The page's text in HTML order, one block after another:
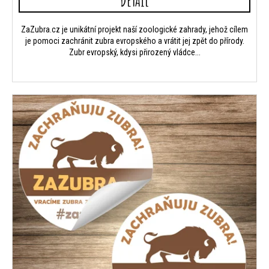
ZaZubra.cz je unikátní projekt naší zoologické zahrady, jehož cílem
je pomoci zachránit zubra evropského a vrátit jej zpět do přírody.
Zubr evropský, kdysi přirozený vládce...
m